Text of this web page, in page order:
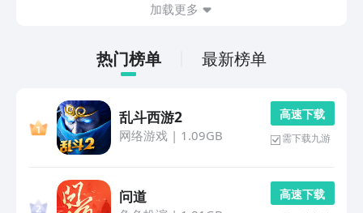
加载更多
热门榜单 最新榜单
乱斗西游2
网络游戏| 1.09GB
高 速 下 载
需下载九游
问道 高 速 下 载